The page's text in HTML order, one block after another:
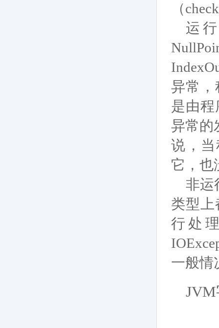
（
运
异常，
是由
异常的
说，当
它，也
非运
类型上
行处
一般情